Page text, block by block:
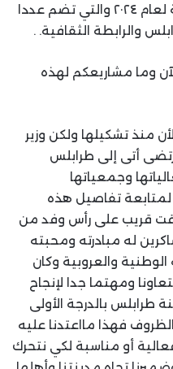
طرابلس عاصمة الثقافة العربية لعام ٢٠٢٤ والتي تضم عددا
والرابطة الثقافية. .
وما مشاريعكم لهذه
منذ تشكيلها ولكن وزير
أتى إلى طرابلس
وجمعياتها
تفاصيل هذه
قريب على رأس وفد من
له مبادرته ومحبته
والعروبية وكان
ومهتما جدا لإنجاح
طرابلس بالدرجة الأولى
فهذا مااعتدنا عليه
أو مناسبة لكي نتحرك